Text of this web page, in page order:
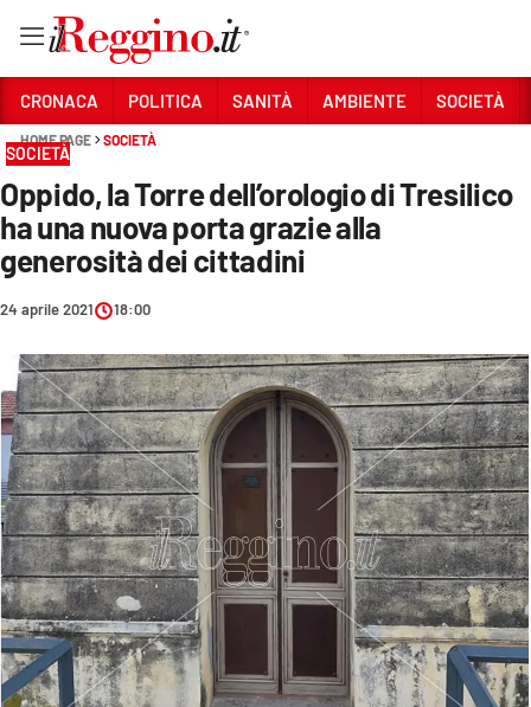
Sezioni
CRONACA
SANITÀ
AMBIENTE
SOCIETÀ
CULTURA
ECONOMIA E LAVORO
EVENTI
SPORT
Streaming
CRONACA POLITICA SANITÀ AMBIENTE SOCIETÀ
HOME PAGE SOCIETÀ
SOCIETÀ
Oppido, la Torre dell’orologio di Tresilico
ha una nuova porta grazie alla
generosità dei cittadini
24 aprile 2021 18:00